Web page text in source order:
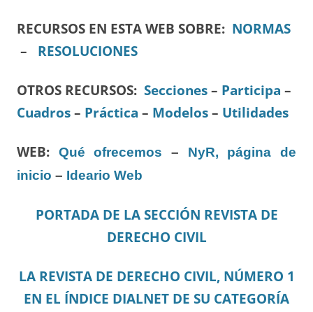
RECURSOS EN ESTA WEB SOBRE: NORMAS
– RESOLUCIONES
OTROS RECURSOS: Secciones – Participa –
Cuadros – Práctica – Modelos – Utilidades
WEB: Qué ofrecemos – NyR, página de
inicio – Ideario Web
PORTADA DE LA SECCIÓN REVISTA DE
DERECHO CIVIL
LA REVISTA DE DERECHO CIVIL, NÚMERO 1
EN EL ÍNDICE DIALNET DE SU CATEGORÍA